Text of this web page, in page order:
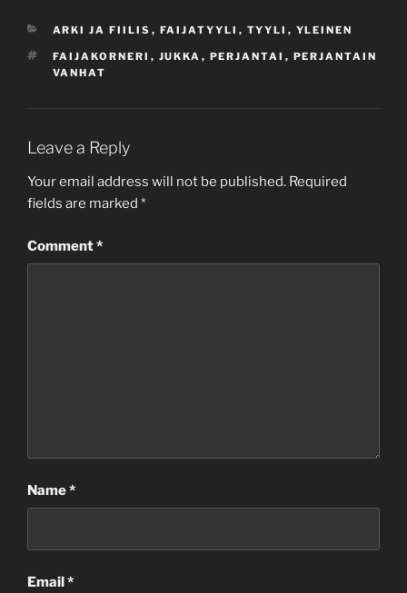
CATEGORIES
ARKI JA FIILIS , FAIJATYYLI , TYYLI , YLEINEN
TAGS
FAIJAKORNERI , JUKKA , PERJANTAI , PERJANTAIN
VANHAT
Leave a Reply
Your email address will not be published. Required
fields are marked *
Comment*
Name*
Email*